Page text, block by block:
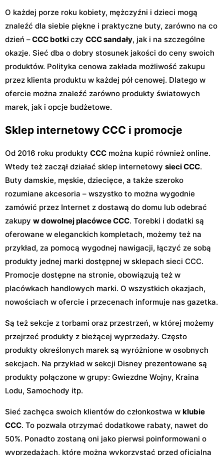
O każdej porze roku kobiety, mężczyźni i dzieci mogą
znaleźć dla siebie piękne i praktyczne buty, zarówno na co
dzień –CCC botkiczy CCC sandały, jak i na szczególne
okazje. Sieć dba o dobry stosunek jakości do ceny swoich
produktów. Polityka cenowa zakłada możliwość zakupu
przez klienta produktu w każdej pół cenowej. Dlatego w
ofercie można znaleźć zarówno produkty światowych
marek, jak i opcje budżetowe.
Sklep internetowy CCC i promocje
Od 2016 roku produkty CCC można kupić również online.
Wtedy też zaczął działać sklep internetowy sieci CCC.
Buty damskie, męskie, dziecięce, a także szeroko
rozumiane akcesoria – wszystko to można wygodnie
zamówić przez Internet z dostawą do domu lub odebrać
zakupy w dowolnej placówce CCC. Torebki i dodatki są
oferowane w eleganckich kompletach, możemy też na
przykład, za pomocą wygodnej nawigacji, łączyć ze sobą
produkty jednej marki dostępnej w sklepach sieci CCC.
Promocje dostępne na stronie, obowiązują też w
placówkach handlowych marki. O wszystkich okazjach,
nowościach w ofercie i przecenach informuje nas gazetka.
Są też sekcje z torbami oraz przestrzeń, w której możemy
przejrzeć produkty z bieżącej wyprzedaży. Często
produkty określonych marek są wyróżnione w osobnych
sekcjach. Na przykład w sekcji Disney prezentowane są
produkty połączone w grupy: Gwiezdne Wojny, Kraina
Lodu, Samochody itp.
Sieć zachęca swoich klientów do członkostwa w klubie
CCC. To pozwala otrzymać dodatkowe rabaty, nawet do
50%. Ponadto zostaną oni jako pierwsi poinformowani o
wyprzedażach, które można wykorzystać przed oficjalną